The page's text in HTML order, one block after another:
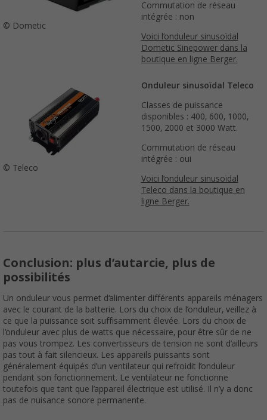
© Dometic
Commutation de réseau
intégrée : non
Voici l’onduleur sinusoïdal
Dometic Sinepower dans la
boutique en ligne Berger.
© Teleco
Onduleur sinusoïdal Teleco
Classes de puissance
disponibles : 400, 600, 1000,
1500, 2000 et 3000 Watt.
Commutation de réseau
intégrée : oui
Voici l’onduleur sinusoïdal
Teleco dans la boutique en
ligne Berger.
Conclusion: plus d’autarcie, plus de
possibilités
Un onduleur vous permet d‘alimenter différents appareils ménagers
avec le courant de la batterie. Lors du choix de l’onduleur, veillez à
ce que la puissance soit suffisamment élevée. Lors du choix de
l’onduleur avec plus de watts que nécessaire, pour être sûr de ne
pas vous trompez. Les convertisseurs de tension ne sont d’ailleurs
pas tout à fait silencieux. Les appareils puissants sont
généralement équipés d’un ventilateur qui refroidit l’onduleur
pendant son fonctionnement. Le ventilateur ne fonctionne
toutefois que tant que l’appareil électrique est utilisé. Il n’y a donc
pas de nuisance sonore permanente.